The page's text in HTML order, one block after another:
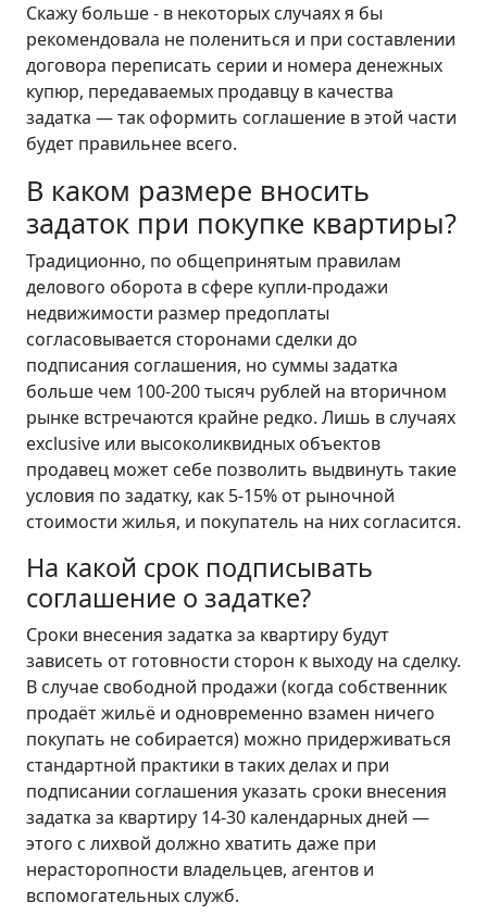
Скажу больше - в некоторых случаях я бы
рекомендовала не полениться и при составлении
договора переписать серии и номера денежных
купюр, передаваемых продавцу в качества
задатка — так оформить соглашение в этой части
будет правильнее всего.
В каком размере вносить
задаток при покупке квартиры?
Традиционно, по общепринятым правилам
делового оборота в сфере купли-продажи
недвижимости размер предоплаты
согласовывается сторонами сделки до
подписания соглашения, но суммы задатка
больше чем 100-200 тысяч рублей на вторичном
рынке встречаются крайне редко. Лишь в случаях
exclusive или высоколиквидных объектов
продавец может себе позволить выдвинуть такие
условия по задатку, как 5-15% от рыночной
стоимости жилья, и покупатель на них согласится.
На какой срок подписывать
соглашение о задатке?
Сроки внесения задатка за квартиру будут
зависеть от готовности сторон к выходу на сделку.
В случае свободной продажи (когда собственник
продаёт жильё и одновременно взамен ничего
покупать не собирается) можно придерживаться
стандартной практики в таких делах и при
подписании соглашения указать сроки внесения
задатка за квартиру 14-30 календарных дней —
этого с лихвой должно хватить даже при
нерасторопности владельцев, агентов и
вспомогательных служб.